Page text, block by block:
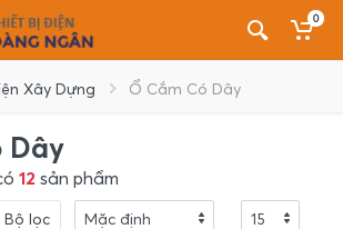
0
Xây Dựng Ổ Cắm Có Dây
Dây
12 sản phẩm
Bộ lọc